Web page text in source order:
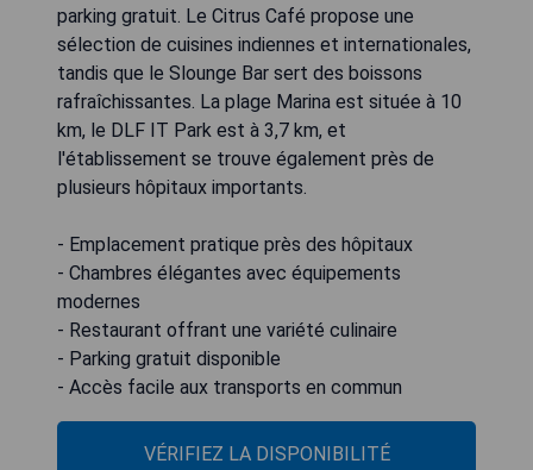
parking gratuit. Le Citrus Café propose une
sélection de cuisines indiennes et internationales,
tandis que le Slounge Bar sert des boissons
rafraîchissantes. La plage Marina est située à 10
km, le DLF IT Park est à 3,7 km, et
l'établissement se trouve également près de
plusieurs hôpitaux importants.
- Emplacement pratique près des hôpitaux
- Chambres élégantes avec équipements
modernes
- Restaurant offrant une variété culinaire
- Parking gratuit disponible
- Accès facile aux transports en commun
VÉRIFIEZ LA DISPONIBILITÉ